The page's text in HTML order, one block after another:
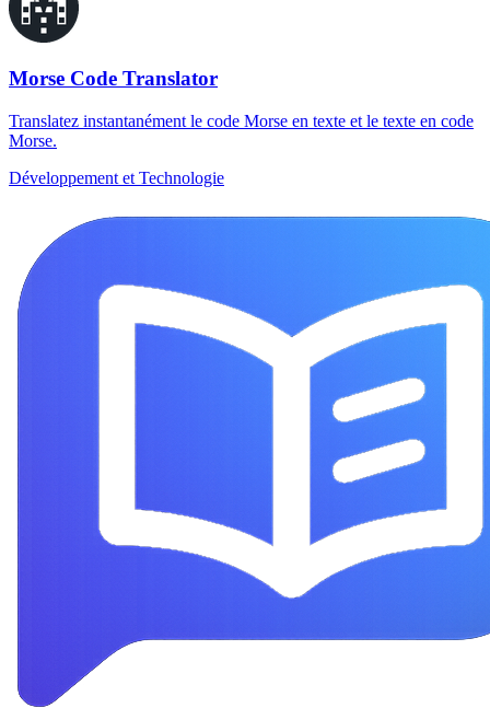
Morse Code Translator
Translatez instantanément le code Morse en texte et le texte en code
Morse.
Développement et Technologie